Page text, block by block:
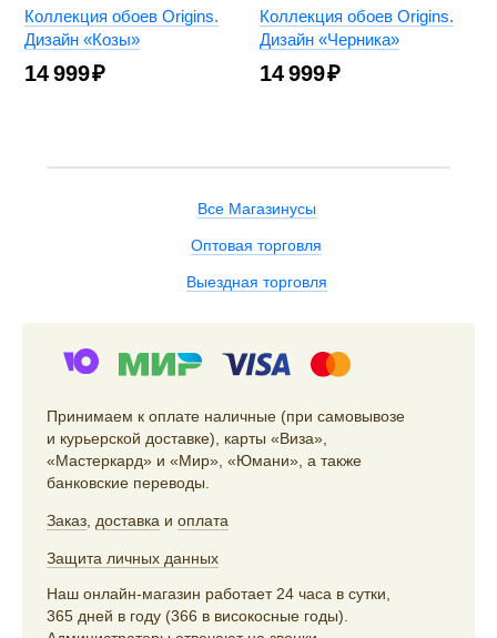
Коллекция обоев Origins.
Дизайн «Козы»
14 999₽
Коллекция обоев Origins.
Дизайн «Черника»
14 999₽
Все Магазинусы
Оптовая торговля
Выездная торговля
Принимаем к оплате наличные (при самовывозе
и курьерской доставке), карты «Виза»,
«Мастеркард» и «Мир», «Юмани», а также
банковские переводы.
Заказ доставка и оплата
Защита личных данных
Наш онлайн-магазин работает 24 часа в сутки,
365 дней в году (366 в високосные годы).